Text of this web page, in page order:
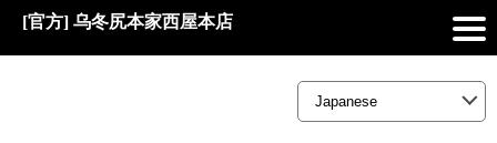
[官方] 乌冬尻本家西屋本店